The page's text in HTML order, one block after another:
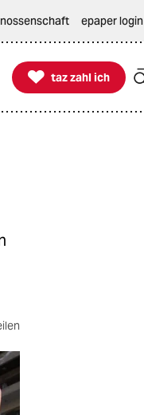
epaper login

taz zahl ich
taz zahl ich